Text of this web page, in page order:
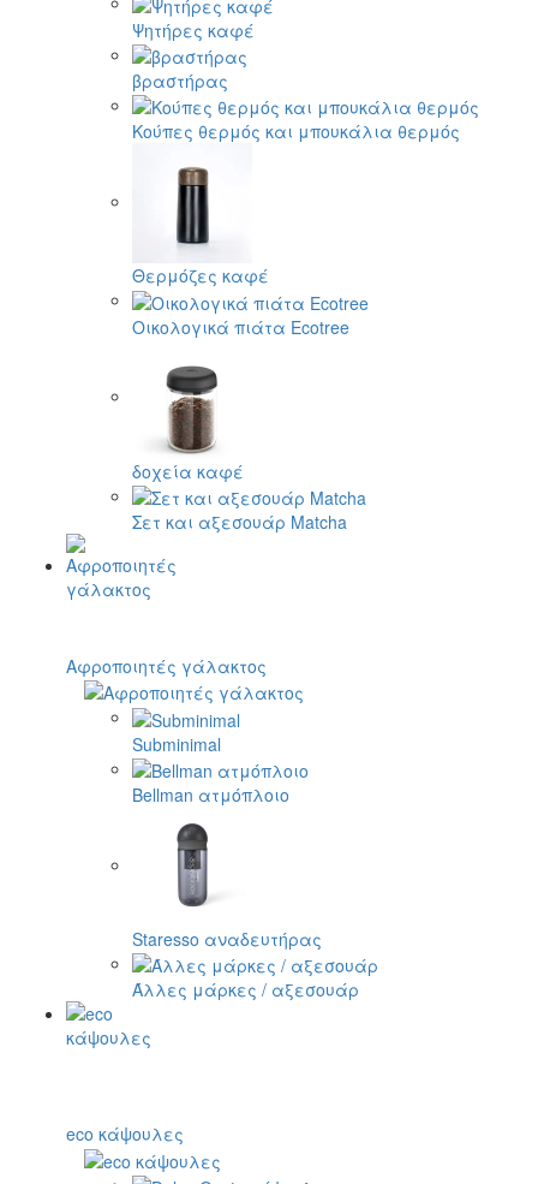
Ψητήρες καφέ
βραστήρας
Κούπες θερμός και μπουκάλια θερμός
Θερμόζες καφέ
Οικολογικά πιάτα Ecotree
δοχεία καφέ
Σετ και αξεσουάρ Matcha
Αφροποιητές γάλακτος
Subminimal
Bellman ατμόπλοιο
Staresso αναδευτήρας
Άλλες μάρκες / αξεσουάρ
eco κάψουλες